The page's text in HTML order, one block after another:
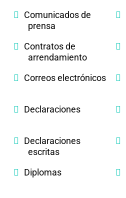
Comunicados de
prensa
Contratos de
arrendamiento
Correos electrónicos
Declaraciones
Declaraciones
escritas
Diplomas